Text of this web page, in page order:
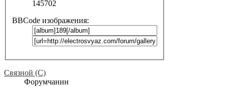
145702
BBCode изображения:
Связной (С)
Форумчанин